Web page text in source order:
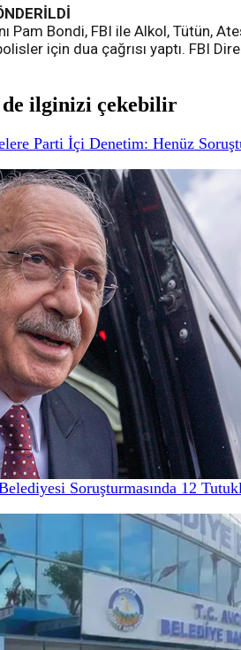
Pam Bondi, FBI ile Alkol, Tütün,
için dua çağrısı yaptı. FBI
ilginizi çekebilir
Parti İçi Denetim: Henüz
Soruşturmasında 12